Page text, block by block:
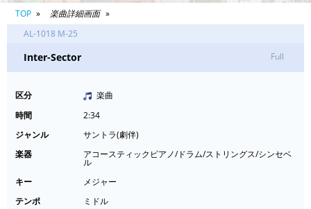
TOP
楽曲詳細画面
AL-1018 M-25
Inter-Sector Full
区分
楽曲
時間
2:34
ジャンル
サントラ(劇伴)
楽器
アコースティックピアノ/ドラム/ストリングス/シンセベ
ル
キー
メジャー
テンポ
ミドル